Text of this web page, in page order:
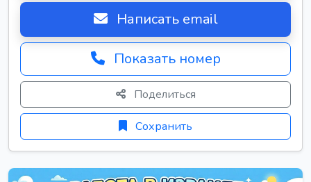
Написать email
Показать номер
Поделиться
Сохранить